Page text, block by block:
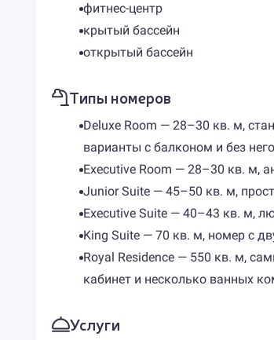
фитнес-центр
крытый бассейн
открытый бассейн
Типы номеров
Deluxe Room — 28–30 кв. м,
варианты с балконом и без
Executive Room — 28–30 кв. м,
Junior Suite — 45–50 кв. м,
Executive Suite — 40–43 кв. м,
King Suite — 70 кв. м, номер с
Royal Residence — 550 кв. м,
кабинет и несколько ванных
Услуги